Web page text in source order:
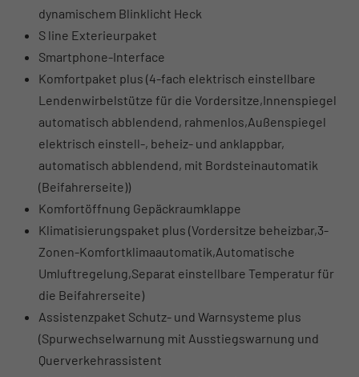
dynamischem Blinklicht Heck
S line Exterieurpaket
Smartphone-Interface
Komfortpaket plus (4-fach elektrisch einstellbare
Lendenwirbelstütze für die Vordersitze,Innenspiegel
automatisch abblendend, rahmenlos,Außenspiegel
elektrisch einstell-, beheiz- und anklappbar,
automatisch abblendend, mit Bordsteinautomatik
(Beifahrerseite))
Komfortöffnung Gepäckraumklappe
Klimatisierungspaket plus (Vordersitze beheizbar,3-
Zonen-Komfortklimaautomatik,Automatische
Umluftregelung,Separat einstellbare Temperatur für
die Beifahrerseite)
Assistenzpaket Schutz- und Warnsysteme plus
(Spurwechselwarnung mit Ausstiegswarnung und
Querverkehrassistent